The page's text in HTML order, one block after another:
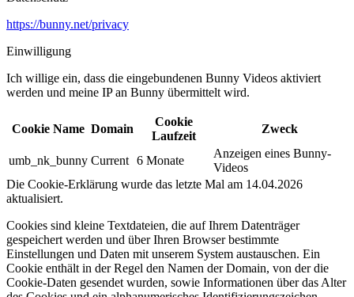
https://bunny.net/privacy
Einwilligung
Ich willige ein, dass die eingebundenen Bunny Videos aktiviert
werden und meine IP an Bunny übermittelt wird.​
Cookie Name Domain
Cookie
Laufzeit
Zweck
umb_nk_bunny Current 6 Monate
Anzeigen eines Bunny-
Videos
Die Cookie-Erklärung wurde das letzte Mal am 14.04.2026
aktualisiert.
Cookies sind kleine Textdateien, die auf Ihrem Datenträger
gespeichert werden und über Ihren Browser bestimmte
Einstellungen und Daten mit unserem System austauschen. Ein
Cookie enthält in der Regel den Namen der Domain, von der die
Cookie-Daten gesendet wurden, sowie Informationen über das Alter